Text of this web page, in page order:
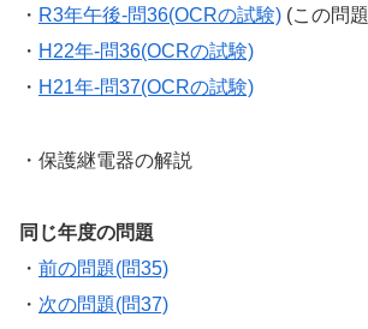
・ R3年午後-問36(OCRの試験) (この問
・ H22年-問36(OCRの試験)
・ H21年-問37(OCRの試験)
・保護継電器の解説
同じ年度の問題
・ 前の問題(問35)
・ 次の問題(問37)